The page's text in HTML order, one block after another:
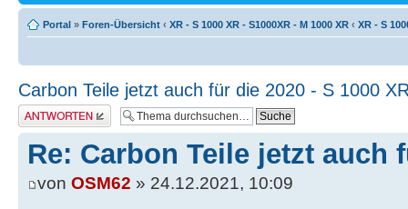
Portal » Foren-Übersicht ‹ XR - S 1000 XR - S1000XR - M 1000 XR ‹ XR - S
Carbon Teile jetzt auch für die 2020 - S 1000
Antwort erstellen
Re: Carbon Teile jetzt auch
von OSM62 » 24.12.2021, 10:09